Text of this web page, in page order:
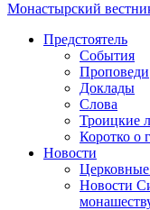
Монастырский
Предстоятель
События
Проповеди
Доклады
Слова
Троицкие
Коротко о
Новости
Новости